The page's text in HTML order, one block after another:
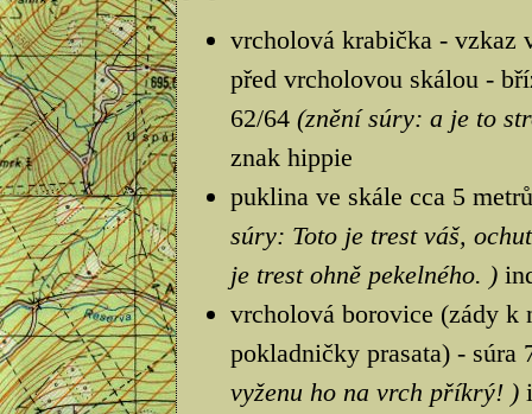
vrcholová krabička - vzkaz
před vrcholovou skálou -
62/64 (znění súry: a je to
znak hippie
puklina ve skále cca 5
súry: Toto je trest váš,
je trest ohně pekelného. )
vrcholová borovice (zády k
pokladničky prasata) - súra
vyženu ho na vrch příkrý! )